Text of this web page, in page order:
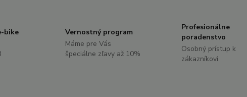
bike
Vernostný program
Máme pre Vás
špeciálne zľavy až 10%
Profesionálne
poradenstvo
Osobný prístup k
zákazníkovi